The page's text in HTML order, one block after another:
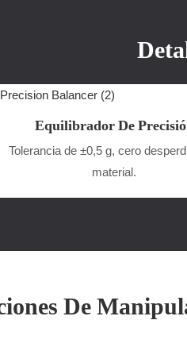
Equilibrador De
Tolerancia de ±0,5 g, cero
material.
De